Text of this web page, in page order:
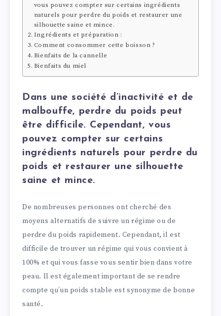
vous pouvez compter sur certains ingrédients
naturels pour perdre du poids et restaurer une
silhouette saine et mince.
Ingrédients et préparation :
Comment consommer cette boisson ?
Bienfaits de la cannelle
Bienfaits du miel
Dans une société d’inactivité et de
malbouffe, perdre du poids peut
être difficile. Cependant, vous
pouvez compter sur certains
ingrédients naturels pour perdre du
poids et restaurer une silhouette
saine et mince.
De nombreuses personnes ont cherché des
moyens alternatifs de suivre un régime ou de
perdre du poids rapidement. Cependant, il est
difficile de trouver un régime qui vous convient à
100% et qui vous fasse vous sentir bien dans votre
peau. Il est également important de se rendre
compte qu’un poids stable est synonyme de bonne
santé.